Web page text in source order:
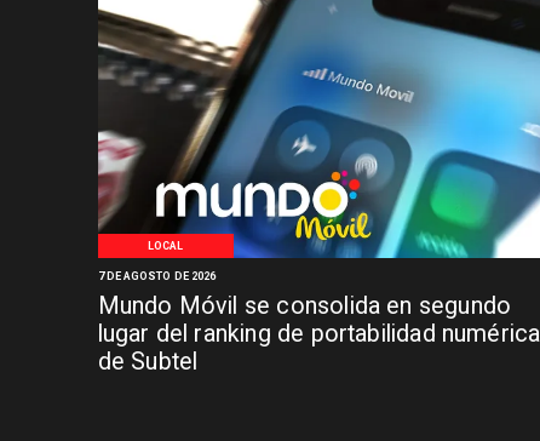
LOCAL
Mundo Móvil se consolida en segundo
lugar del ranking de portabilidad numérica
de Subtel
7 DE AGOSTO DE 2026